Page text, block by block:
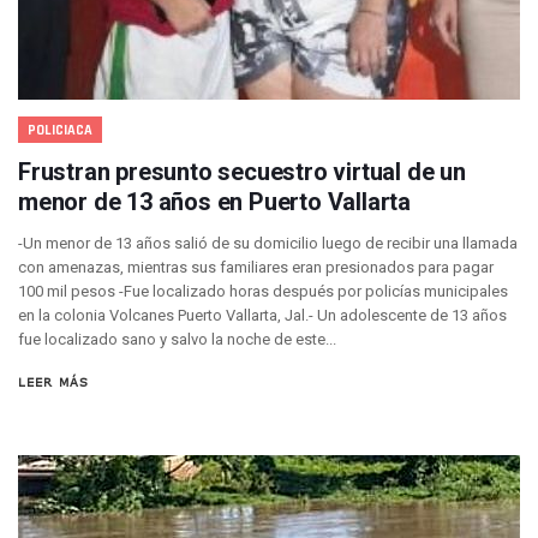
Semana Lluviosa Para Puerto Vallarta Con Tormentas Y
Voces Del Orgullo Distingue A Referentes De La
Partido Verde Conforma Su 12.º “Ejército Del Verde” En
Buques Mexicanos Parten A Venezuela Con 718
Centro De Autismo Es Un Parteaguas Para Vallarta Y
Lluvias Y Oleaje Elevado Marcarán El Fin De Semana En
Jóvenes En Movimiento Jalisco Renueva Su Dirigencia
En PV Encabezan Preferencias Morena Y Juan Carlos
Pancho López; En La Mira Del Comité Nacional Del PAN
Cae El “R1”, Presunto Autor Intelectual Del Homicidio De
Muere Manolo Solo, Actor De “El Laberinto Del Fauno”, A
Citan A Siete Integrantes De La Semar Por Investigación
Accidente En Un RZR, Principal Hipótesis Por La Muerte
Este Viernes, Lemus Inaugurará El Sistema De
Nidos De Lluvia Busca Beneficiar A 100 Familias De
Morena Cierra Filas Por La Defensa Del Agua De Calidad
POLICIACA
Frustran presunto secuestro virtual de un
menor de 13 años en Puerto Vallarta
-Un menor de 13 años salió de su domicilio luego de recibir una llamada
con amenazas, mientras sus familiares eran presionados para pagar
100 mil pesos -Fue localizado horas después por policías municipales
en la colonia Volcanes Puerto Vallarta, Jal.- Un adolescente de 13 años
fue localizado sano y salvo la noche de este...
LEER MÁS